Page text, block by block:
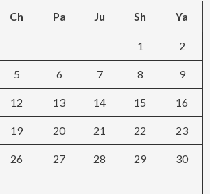
Ch Pa Ju Sh Ya
1 2
5 6 7 8 9
12 13 14 15 16
19 20 21 22 23
26 27 28 29 30